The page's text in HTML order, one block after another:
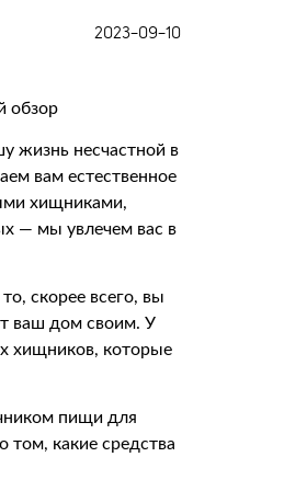
2023-09-10
жизнь несчастной в
вам естественное
хищниками,
— мы увлечем вас в
скорее всего, вы
ваш дом своим. У
хищников, которые
пищи для
какие средства